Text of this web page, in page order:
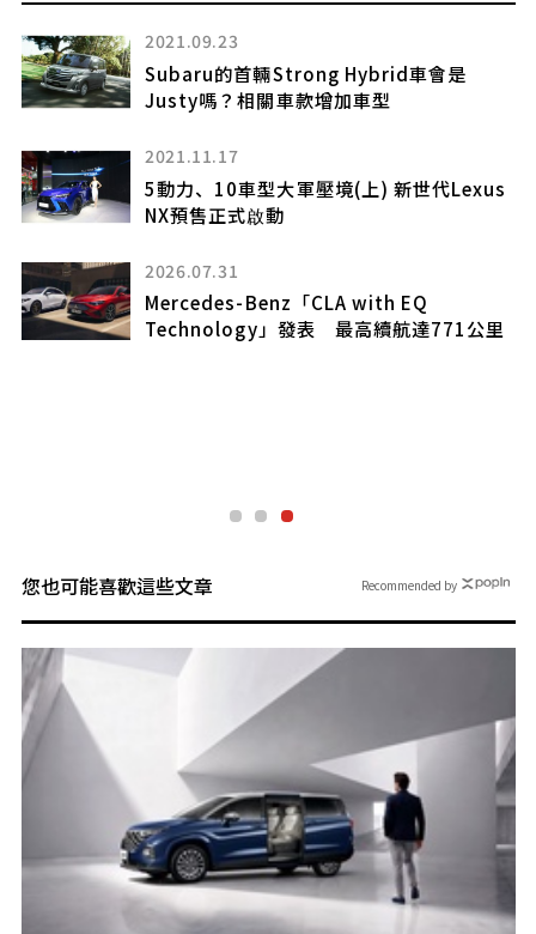
2021.09.23
Subaru的首輛Strong Hybrid車會是
Justy嗎？相關車款增加車型
2021.11.17
5動力、10車型大軍壓境(上) 新世代Lexus
NX預售正式啟動
2026.07.31
Mercedes-Benz「CLA with EQ
Technology」發表 最高續航達771公里
您也可能喜歡這些文章 Recommended by